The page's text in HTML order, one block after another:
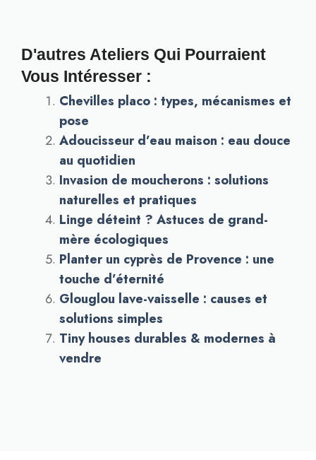
D'autres Ateliers Qui Pourraient
Vous Intéresser :
Chevilles placo : types, mécanismes et
pose
Adoucisseur d’eau maison : eau douce
au quotidien
Invasion de moucherons : solutions
naturelles et pratiques
Linge déteint ? Astuces de grand-
mère écologiques
Planter un cyprès de Provence : une
touche d’éternité
Glouglou lave-vaisselle : causes et
solutions simples
Tiny houses durables & modernes à
vendre